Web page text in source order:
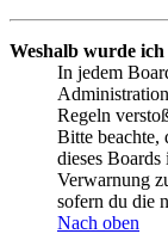
Weshalb wurde
In jedem
Regeln
Bitte beachte,
dieses
Verwarnung
sofern du die
Nach oben